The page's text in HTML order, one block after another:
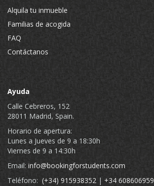
Alquila tu inmueble
Familias de acogida
FAQ
Contáctanos
Ayuda
Calle Cebreros, 152
28011 Madrid, Spain.
Horario de apertura:
Lunes a Jueves de 9 a 18:30h
Viernes de 9 a 14:30h
Email: info@bookingforstudents.com
Teléfono: (+34) 915938352 | +34 608606959